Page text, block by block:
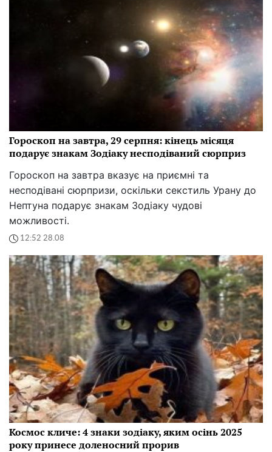
Гороскоп на завтра, 29 серпня: кінець місяця
подарує знакам Зодіаку несподіваний сюрприз
Гороскоп на завтра вказує на приємні та
несподівані сюрпризи, оскільки секстиль Урану до
Нептуна подарує знакам Зодіаку чудові
можливості.
12:52 28.08
Космос кличе: 4 знаки зодіаку, яким осінь 2025
року принесе доленосний прорив